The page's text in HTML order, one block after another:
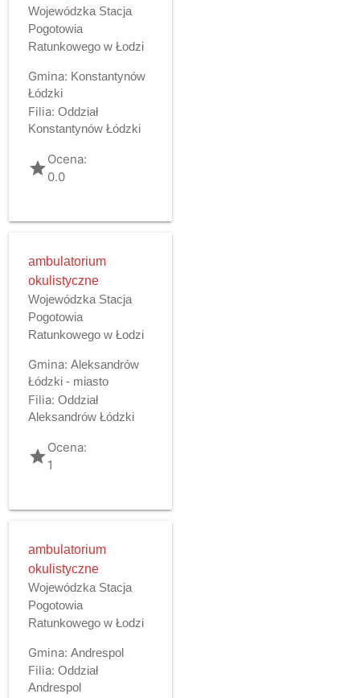
Wojewódzka Stacja
Pogotowia
Ratunkowego w Łodzi
Gmina: Konstantynów
Łódzki
Filia: Oddział
Konstantynów Łódzki
gradeOcena:
0.0
ambulatorium
okulistyczne
Wojewódzka Stacja
Pogotowia
Ratunkowego w Łodzi
Gmina: Aleksandrów
Łódzki - miasto
Filia: Oddział
Aleksandrów Łódzki
gradeOcena:
1
ambulatorium
okulistyczne
Wojewódzka Stacja
Pogotowia
Ratunkowego w Łodzi
Gmina: Andrespol
Filia: Oddział
Andrespol